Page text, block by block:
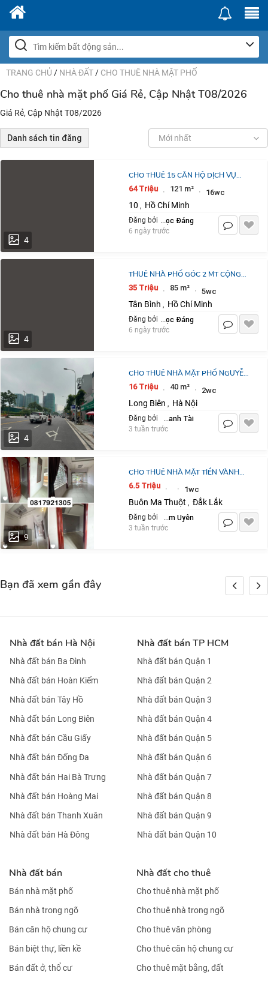
TRANG CHỦ / NHÀ ĐẤT / CHO THUÊ NHÀ MẶT PHỐ
Cho thuê nhà mặt phố Giá Rẻ, Cập Nhật T08/2026
Giá Rẻ, Cập Nhật T08/2026
Danh sách tin đăng Mới nhất
4
CHO THUÊ 15 CĂN HỘ DỊCH VỤ
KHU BẮC HẢI Q10 FULL NỘI THẤT 4
TẦNG: 64 TR/TH. LH 0823900266
64 Triệu · 121 m² · 16wc
10 , Hồ Chí Minh
Đăng bởi Lê Ngọc Đáng
6 ngày trước
4
THUÊ NHÀ PHỐ GÓC 2 MT CỘNG
HÒA 4 TẦNG 85M2: 35 TR/TH.
35 Triệu · 85 m² · 5wc
Tân Bình , Hồ Chí Minh
Đăng bởi Lê Ngọc Đáng
6 ngày trước
4
CHO THUÊ NHÀ MẶT PHỐ NGUYỄN
LAM - KINH DOANH ĐA NGÀNH
CHỈ 16TR/TH
16 Triệu · 40 m² · 2wc
Long Biên , Hà Nội
Đăng bởi Thanh Tài
3 tuần trước
9
CHO THUÊ NHÀ MẶT TIỀN VÀNH
ĐAI 10/3 – GẦN GO! BMT TRỤC
ĐƯỜNG 6 LÀN XE SIÊU ĐẸP 6X40M
– 240M² ĐẤT VU
6.5 Triệu · · 1wc
Buôn Ma Thuột ,Đắk Lắk
Đăng bởi Phạm Uyên
3 tuần trước
Bạn đã xem gần đây
Nhà đất bán Hà Nội
Nhà đất bán Ba Đình
Nhà đất bán Hoàn Kiếm
Nhà đất bán Tây Hồ
Nhà đất bán Long Biên
Nhà đất bán Cầu Giấy
Nhà đất bán Đống Đa
Nhà đất bán Hai Bà Trưng
Nhà đất bán Hoàng Mai
Nhà đất bán Thanh Xuân
Nhà đất bán Hà Đông
Nhà đất bán TP HCM
Nhà đất bán Quận 1
Nhà đất bán Quận 2
Nhà đất bán Quận 3
Nhà đất bán Quận 4
Nhà đất bán Quận 5
Nhà đất bán Quận 6
Nhà đất bán Quận 7
Nhà đất bán Quận 8
Nhà đất bán Quận 9
Nhà đất bán Quận 10
Nhà đất bán
Bán nhà mặt phố
Bán nhà trong ngõ
Bán căn hộ chung cư
Bán biệt thự, liền kề
Bán đất ở, thổ cư
Nhà đất cho thuê
Cho thuê nhà mặt phố
Cho thuê nhà trong ngõ
Cho thuê văn phòng
Cho thuê căn hộ chung cư
Cho thuê mặt bằng, đất